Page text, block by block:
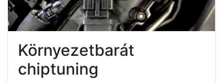
Környezetbarát
chiptuning